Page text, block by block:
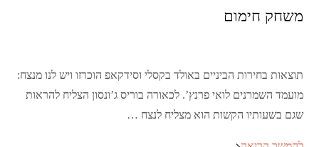
משחק חימום
תוצאות בחירות הביניים באולד בקסלי וסידקאפ הוכרזו ויש לנו מנצח:
מועמד השמרנים לואי פרנץ’. לכאורה בוריס ג’ונסון הצליח להראות
שגם בשעותיו הקשות הוא מצליח לנצח …